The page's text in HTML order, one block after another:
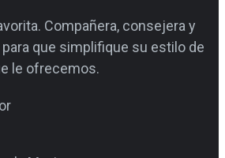
Compañera, consejera y
que simplifique su estilo de
le ofrecemos.